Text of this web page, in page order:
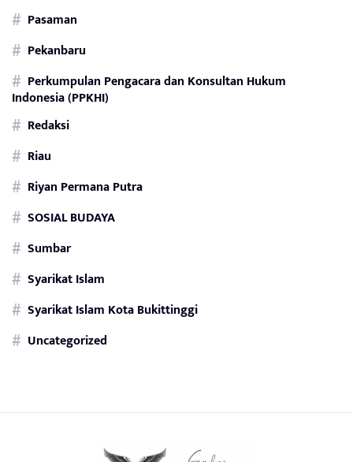
Pasaman
Pekanbaru
Perkumpulan Pengacara dan Konsultan Hukum
Indonesia (PPKHI)
Redaksi
Riau
Riyan Permana Putra
SOSIAL BUDAYA
Sumbar
Syarikat Islam
Syarikat Islam Kota Bukittinggi
Uncategorized